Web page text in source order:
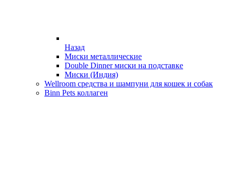
Назад
Миски металлические
Double Dinner миски на подставке
Миски (Индия)
Wellroom средства и шампуни для кошек и собак
Binn Pets коллаген